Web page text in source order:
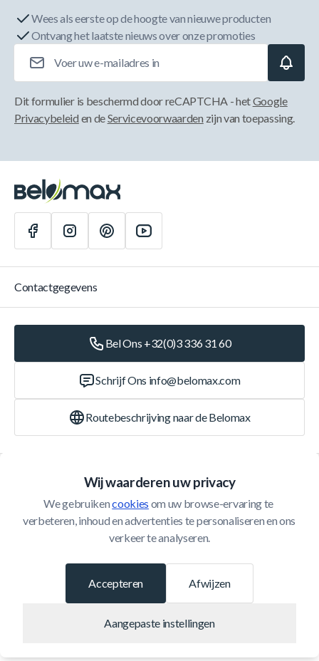
Wij waarderen uw privacy
We gebruiken cookies om uw browse-ervaring te
verbeteren, inhoud en advertenties te personaliseren en ons
verkeer te analyseren.
Afwijzen
Aangepaste instellingen
Accepteren
Wees als eerste op de hoogte van nieuwe producten
Ontvang het laatste nieuws over onze promoties
Dit formulier is beschermd door reCAPTCHA - hetGoogle
Privacybeleid en deServicevoorwaarden zijn van toepassing.
Klantenservice
Contactgegevens
Bel Ons +32(0)3 336 31 60
Schrijf Ons info@belomax.com
Routebeschrijving naar de Belomax